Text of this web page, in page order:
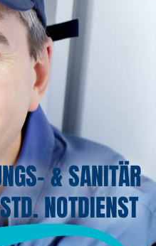
& SANITÄR
NOTDIENST